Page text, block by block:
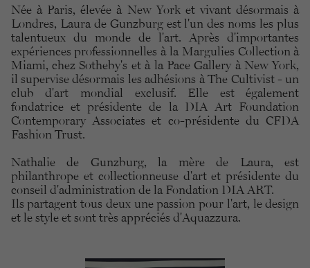
Née à Paris, élevée à New York et vivant désormais à
Londres, Laura de Gunzburg est l'un des noms les plus
talentueux du monde de l'art. Après d'importantes
expériences professionnelles à la Margulies Collection à
Miami, chez Sotheby's et à la Pace Gallery à New York,
il supervise désormais les adhésions à The Cultivist - un
club d'art mondial exclusif. Elle est également
fondatrice et présidente de la DIA Art Foundation
Contemporary Associates et co-présidente du CFDA
Fashion Trust.
Nathalie de Gunzburg, la mère de Laura, est
philanthrope et collectionneuse d'art et présidente du
conseil d'administration de la Fondation DIA ART.
Ils partagent tous deux une passion pour l'art, le design
et le style et sont très appréciés d'Aquazzura.